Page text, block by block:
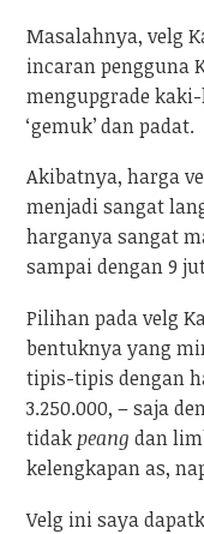
Masalahnya, velg
incaran pengguna
mengupgrade
‘gemuk’ dan padat.
Akibatnya, harga
menjadi sangat
harganya sangat
sampai dengan 9
Pilihan pada velg
bentuknya yang
tipis-tipis dengan
3.250.000, – saja
tidak peangdan
kelengkapan as,
Velg ini saya